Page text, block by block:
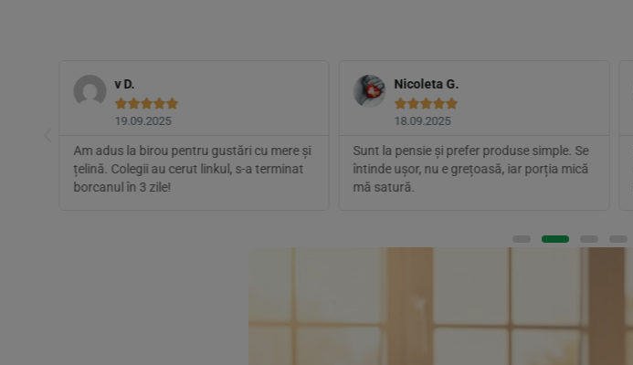
v D.

19.09.2025
Am adus la birou pentru gustări cu mere și
țelină. Colegii au cerut linkul, s-a terminat
borcanul în 3 zile!
Nicoleta G.

18.09.2025
Sunt la pensie și prefer produse simple. Se
întinde ușor, nu e grețoasă, iar porția mică
mă satură.